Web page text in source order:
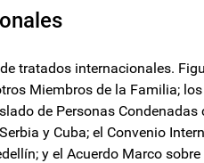
tratados internacionales.
Miembros de la Familia;
de Personas
y Cuba; el Convenio
y el Acuerdo Marco